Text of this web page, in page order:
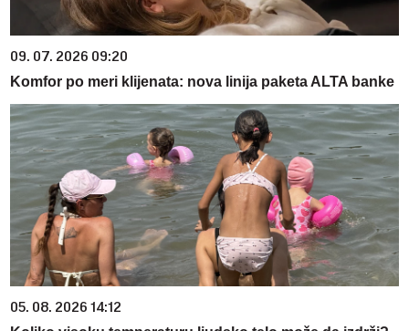
09. 07. 2026 09:20
Komfor po meri klijenata: nova linija paketa ALTA banke
05. 08. 2026 14:12